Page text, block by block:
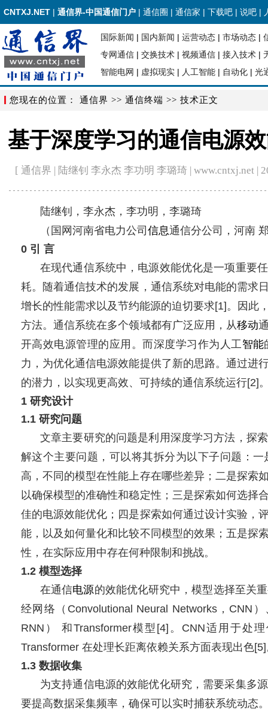
CNTXJ.NET | 通信界-中国通信门户 | 通信圈 | 通信家 | 下载吧 | 说吧 |
国际新闻 | 国内新闻 | 运营动态 | 市场动态 |
专网通信 | 交换技术 | 视频通信 | 接入技术 |
智能电网 | 虚拟现实 | 人工智能 | 自动化 | 光
您现在的位置： 通信界 >> 通信终端 >> 技术正文
基于深度学习的通信电源
[ 通信界 | 陆继钊 李永杰 李功明 李璐琦 | www.cntxj.net |
陆继钊，李永杰，李功明，李璐琦
（国网河南省电力公司 信息通信分公司，河南
0 引 言
在现代通信系统中，电源效能优化是一项重要
耗。随着通信技术的发展，通信系统对电能的需求
增长的性能需求以及节约能源的迫切要求[1]。因此
方法。通信系统在多个领域都有广泛应用，从移动
开高效电源管理的应用。而深度学习作为人工智能
力，为优化通信电源效能提供了新的思路。通过进
的潜力，以实现更高效、可持续的通信系统运行[2]
1 研究设计
1.1 研究问题
文章主要研究的问题是利用深度学习方法，探
解这个主要问题，可以将其拆分为以下子问题：
高，不同的模型在性能上存在哪些差异；二是探索
以确保模型的准确性和稳定性；三是探索如何选择
佳的电源效能优化；四是探索如何通过设计实验，
能，以及如何量化和比较不同模型的效果；五是探
性，在实际应用中存在何种限制和挑战。
1.2 模型选择
在通信电源的效能优化研究中，模型选择至关
经网络（Convolutional Neural Networks，CNN
RNN） 和Transformer模型[4]。CNN适用于处
Transformer 在处理长距离依赖关系方面表现出色
1.3 数据收集
为支持通信电源的效能优化研究，需要采集多
要提高数据采集频率，确保可以实时捕获系统动态